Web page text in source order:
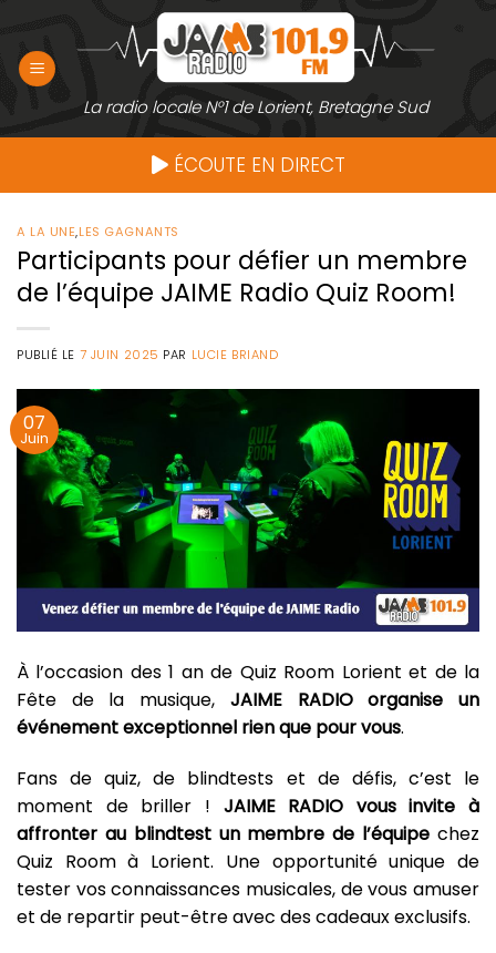
contenu
La radio locale N°1 de Lorient, Bretagne Sud
ÉCOUTE EN DIRECT
A LA UNE,LES GAGNANTS
Participants pour défier un membre
de l’équipe JAIME Radio Quiz Room!
PUBLIÉ LE 7 JUIN 2025 PAR LUCIE BRIAND
07
Juin
À l’occasion des 1 an de Quiz Room Lorient et de la
Fête de la musique, JAIME RADIO organise un
événement exceptionnel rien que pour vous.
Fans de quiz, de blindtests et de défis, c’est le
moment de briller ! JAIME RADIO vous invite à
affronter au blindtest un membre de l’équipe chez
Quiz Room à Lorient. Une opportunité unique de
tester vos connaissances musicales, de vous amuser
et de repartir peut-être avec des cadeaux exclusifs.